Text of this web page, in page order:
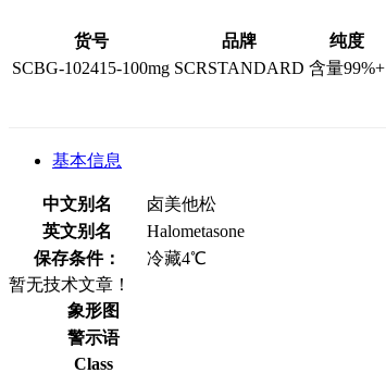
货号 品牌 纯度
SCBG-102415-100mg SCRSTANDARD 含量99%+
基本信息
中文别名
卤美他松
英文别名
Halometasone
保存条件：
冷藏4℃
暂无技术文章！
象形图
警示语
Class